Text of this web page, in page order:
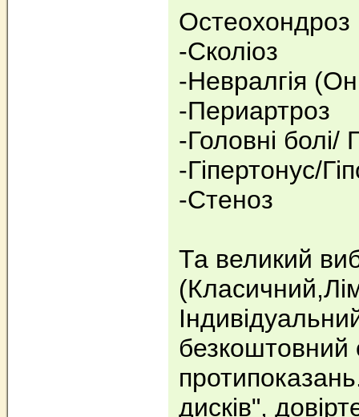
Остеохондроз
-Сколіоз
-Невралгія
-Периартроз
-Головні болі/
-Гіпертонус/
-Стеноз
Та великий
безкоштовний
дисків",